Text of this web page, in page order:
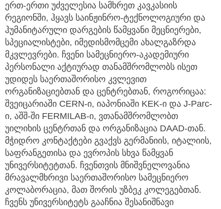
ერთ-ერთი უძველესია სამხრეთ კავკასიის
რეგიონში, ჰყავს საინჟინრო-ტექნოლოგიური და
ჰუმანიტარული დარგების წამყვანი მეცნიერები,
სპეციალისტები, იმედისმომცემი ახალგაზრდა
მკვლევრები. ჩვენი სამეცნიერო-აკადემიური
პერსონალი აქტიურად თანამშრომლობს ისეთ
უდიდეს საერთაშორისო კვლევით
ორგანიზაციებთან და ცენტრებთან, როგორიცაა:
შვეიცარიაში CERN-ი, იაპონიაში KEK-ი და J-Parc-
ი, აშშ-ში FERMILAB-ი, ვთანამშრომლობთ
უილიხის ცენტრთან და ორგანიზაცია DAAD-თან.
მჭიდრო კონტაქტები გვაქვს გერმანიის, იტალიის,
საფრანგეთისა და ევროპის სხვა წამყვან
უნივერსიტეტთან. ჩვენთვის მნიშვნელოვანია
მრავალმხრივი საერთაშორისო სამეცნიერო
კოლაბორაცია, მათ შორის უზბეკ კოლეგებთან.
ჩვენს უნივერსიტეტს გააჩნია შესანიშნავი